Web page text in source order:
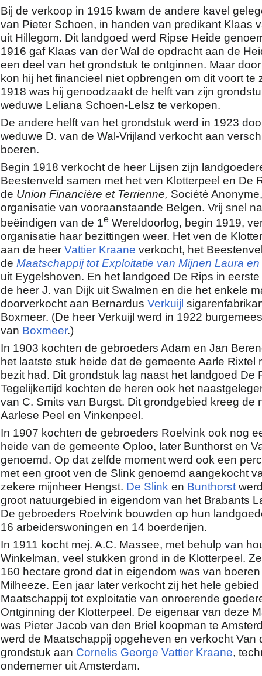
Bij de verkoop in 1915 kwam de andere kavel
van Pieter Schoen, in handen van predikant Klaas
uit Hillegom. Dit landgoed werd Ripse Heide
1916 gaf Klaas van der Wal de opdracht aan de
een deel van het grondstuk te ontginnen. Maar
kon hij het financieel niet opbrengen om dit voort te
1918 was hij genoodzaakt de helft van zijn
weduwe Leliana Schoen-Lelsz te verkopen.
De andere helft van het grondstuk werd in 1923
weduwe D. van de Wal-Vrijland verkocht aan
boeren.
Begin 1918 verkocht de heer Lijsen zijn
Beestenveld samen met het ven Klotterpeel en De
de Union Financière et Terrienne, Société
organisatie van vooraanstaande Belgen. Vrij snel
beëindigen van de 1e Wereldoorlog, begin 1919,
organisatie haar bezittingen weer. Het ven de
aan de heer Vattier Kraane verkocht, het
de Maatschappij tot Exploitatie van Mijnen Laura
uit Eygelshoven. En het landgoed De Rips in
de heer J. van Dijk uit Swalmen en die het enkele
doorverkocht aan Bernardus Verkuijl
Boxmeer. (De heer Verkuijl werd in 1922
van Boxmeer.)
In 1903 kochten de gebroeders Adam en Jan
het laatste stuk heide dat de gemeente Aarle Rixtel
bezit had. Dit grondstuk lag naast het landgoed De
Tegelijkertijd kochten de heren ook het
van C. Smits van Burgst. Dit grondgebied kreeg de
Aarlese Peel en Vinkenpeel.
In 1907 kochten de gebroeders Roelvink ook nog
heide van de gemeente Oploo, later Bunthorst en
genoemd. Op dat zelfde moment werd ook een
met een groot ven de Slink genoemd aangekocht
zekere mijnheer Hengst. De Slink en Bunthorst
groot natuurgebied in eigendom van het Brabants
De gebroeders Roelvink bouwden op hun
16 arbeiderswoningen en 14 boerderijen.
In 1911 kocht mej. A.C. Massee, met behulp van
Winkelman, veel stukken grond in de Klotterpeel.
160 hectare grond dat in eigendom was van
Milheeze. Een jaar later verkocht zij het hele
Maatschappij tot exploitatie van onroerende
Ontginning der Klotterpeel. De eigenaar van deze
was Pieter Jacob van den Briel koopman te
werd de Maatschappij opgeheven en verkocht Van
grondstuk aan Cornelis George Vattier Kraane,
ondernemer uit Amsterdam.